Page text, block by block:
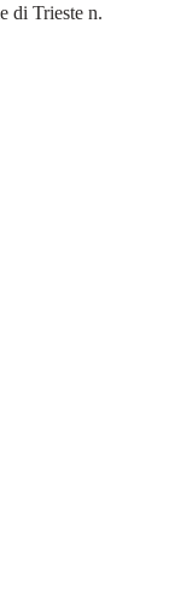
di Trieste n.